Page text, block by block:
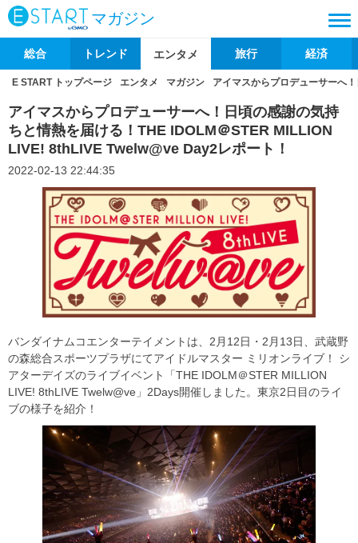
マガジン
総合 トレンド エンタメ 旅行 経済
E START トップページ エンタメ マガジン アイマスからプロデューサーへ
アイマスからプロデューサーへ！日頃の感謝の気持
ちと情熱を届ける！THE IDOLM＠STER MILLION
LIVE! 8thLIVE Twelw@ve Day2レポート！
2022-02-13 22:44:35
バンダイナムコエンターテイメントは、2月12日・2月13日、武蔵野
の森総合スポーツプラザにてアイドルマスター ミリオンライブ！ シ
アターデイズのライブイベント「THE IDOLM＠STER MILLION
LIVE! 8thLIVE Twelw@ve」2Days開催しました。東京2日目のライ
ブの様子を紹介！